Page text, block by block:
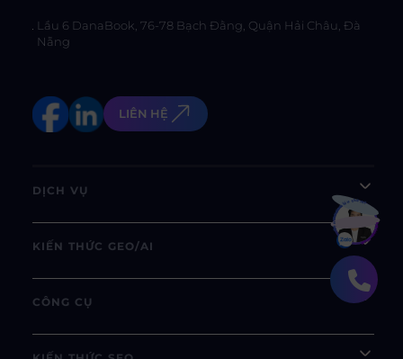
Lầu 6 DanaBook, 76-78 Bạch Đằng, Quận Hải Châu, Đà
Nẵng
LIÊN HỆ
DỊCH VỤ
KIẾN THỨC GEO/AI
CÔNG CỤ
Bạn muốn hiểu thêm?Xem chi tiết